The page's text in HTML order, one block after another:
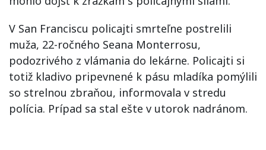
V San Franciscu policajti smrteľne postrelili
muža, 22-ročného Seana Monterrosu,
podozrivého z vlámania do lekárne. Policajti si
totiž kladivo pripevnené k pásu mladíka pomýlili
so strelnou zbraňou, informovala v stredu
polícia. Prípad sa stal ešte v utorok nadránom.